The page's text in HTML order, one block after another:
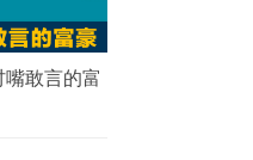
敢言的富